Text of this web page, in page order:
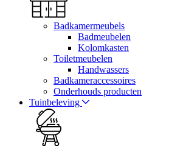
Badkamermeubels
Badmeubelen
Kolomkasten
Toiletmeubelen
Handwassers
Badkameraccessoires
Onderhouds producten
Tuinbeleving